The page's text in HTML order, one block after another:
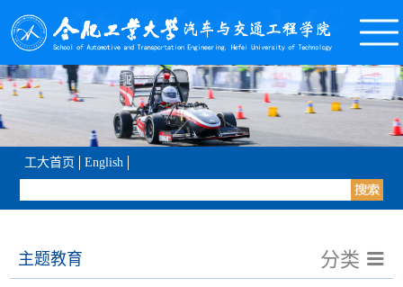
工大首页 English
主题教育 分类